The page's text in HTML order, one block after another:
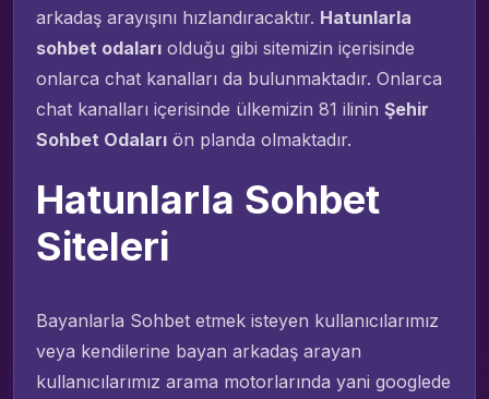
arkadaş arayışını hızlandıracaktır. Hatunlarla
sohbet odaları olduğu gibi sitemizin içerisinde
onlarca chat kanalları da bulunmaktadır. Onlarca
chat kanalları içerisinde ülkemizin 81 ilinin Şehir
Sohbet Odaları ön planda olmaktadır.
Hatunlarla Sohbet
Siteleri
Bayanlarla Sohbet etmek isteyen kullanıcılarımız
veya kendilerine bayan arkadaş arayan
kullanıcılarımız arama motorlarında yani googlede